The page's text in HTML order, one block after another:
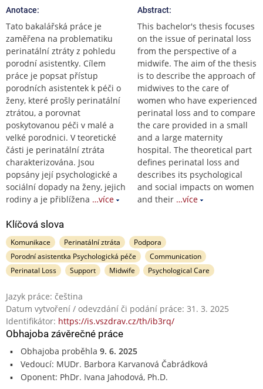
Anotace:
Tato bakalářská práce je
zaměřena na problematiku
perinatální ztráty z pohledu
porodní asistentky. Cílem
práce je popsat přístup
porodních asistentek k péči o
ženy, které prošly perinatální
ztrátou, a porovnat
poskytovanou péči v malé a
velké porodnici. V teoretické
části je perinatální ztráta
charakterizována. Jsou
popsány její psychologické a
sociální dopady na ženy, jejich
rodiny a je přiblížena …více
Abstract:
This bachelor's thesis focuses
on the issue of perinatal loss
from the perspective of a
midwife. The aim of the thesis
is to describe the approach of
midwives to the care of
women who have experienced
perinatal loss and to compare
the care provided in a small
and a large maternity
hospital. The theoretical part
defines perinatal loss and
describes its psychological
and social impacts on women
and their …více
Klíčová slova
Komunikace Perinatální ztráta
Podpora
Porodní asistentka Psychologická péče
Communication
Perinatal Loss
Support Midwife Psychological Care
Jazyk práce: čeština
Datum vytvoření / odevzdání či podání práce: 31. 3. 2025
Identifikátor: https://is.vszdrav.cz/th/ib3rq/
Obhajoba závěrečné práce
Obhajoba proběhla 9. 6. 2025
Vedoucí: MUDr. Barbora Karvanová Čabrádková
Oponent: PhDr. Ivana Jahodová, Ph.D.